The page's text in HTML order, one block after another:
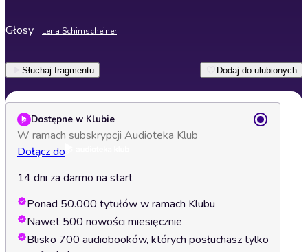
Głosy Lena Schimscheiner
Słuchaj fragmentu Dodaj do ulubionych
Dostępne w Klubie
W ramach subskrypcji Audioteka Klub
Dołącz do
14 dni za darmo na start
Ponad 50.000 tytułów w ramach Klubu
Nawet 500 nowości miesięcznie
Blisko 700 audiobooków, których posłuchasz tylko